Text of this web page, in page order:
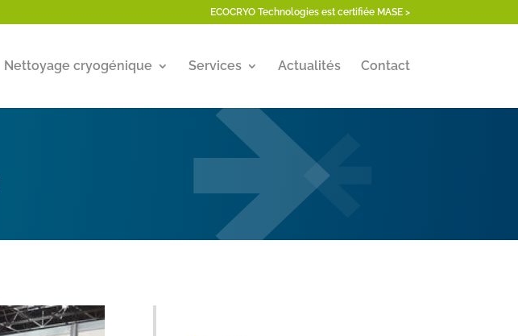
ECOCRYO Technologies est certifiée MASE >
Nettoyage cryogénique Services Actualités Contact